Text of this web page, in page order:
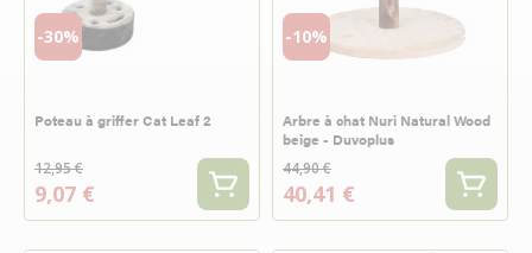
-30%
Poteau à griffer Cat Leaf 2
12,95 €
9,07 €
-10%
Arbre à chat Nuri Natural Wood
beige - Duvoplus
44,90 €
40,41 €